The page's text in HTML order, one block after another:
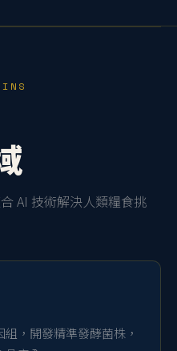
AI 技術解決人類糧食挑
，開發精準發酵菌株，